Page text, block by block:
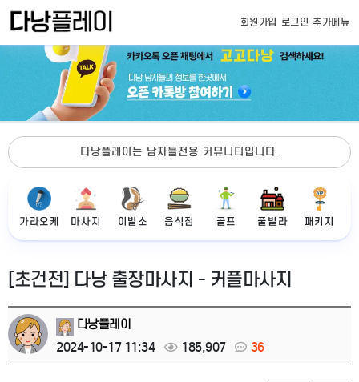
회원가입 로그인 추가메뉴
다낭플레이는 남자들전용 커뮤니티입니다.
가라오케 마사지 이발소 음식점 골프 풀빌라 패키지
[초건전] 다낭 출장마사지 - 커플마사지
다낭플레이
2024-10-17 11:34
185,907 36